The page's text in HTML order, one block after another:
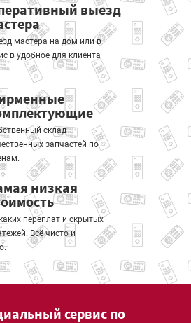
выезд
мастера на дом или в
в удобное для клиента
склад
запчастей по
низкая
переплат и скрытых
Всё чисто и
сервис по